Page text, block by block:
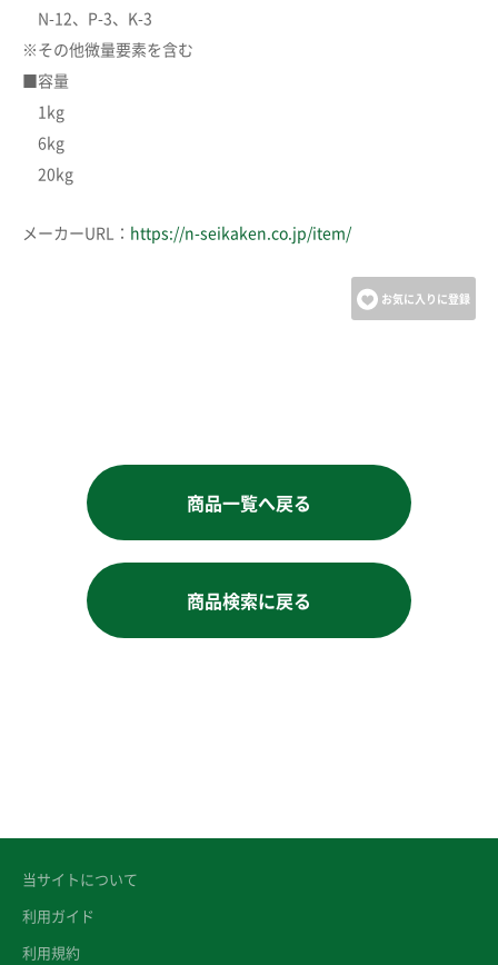
N-12、P-3、K-3
※その他微量要素を含む
■容量
1kg
6kg
20kg
メーカーURL： https://n-seikaken.co.jp/item/
お気に入りに登録
商品一覧へ戻る
商品検索に戻る
当サイトについて
利用ガイド
利用規約